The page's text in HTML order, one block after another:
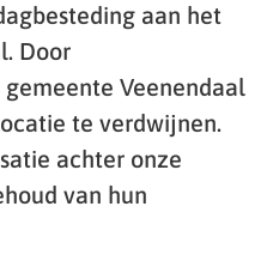
aan het
Door
Veenendaal
te verdwijnen.
achter onze
van hun